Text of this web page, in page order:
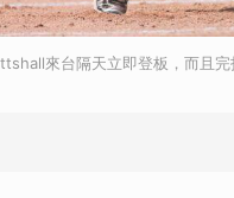
來台隔天立即登板，而且完